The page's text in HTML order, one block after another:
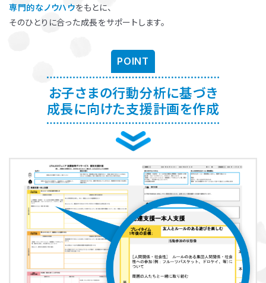
専門的なノウハウをもとに、
そのひとりに合った成長をサポートします。
POINT
お子さまの行動分析に基づき
成長に向けた支援計画を作成
ペアレントトレーニングを受講するとどんな効果がありますか？
り、怒る回数が減る、ということが研究を通して実証されています。
た、これまで1500名以上の方が受講され、「毎日のようにあった癇癪
が減った」「今まで何回言ってもやってくれなかった宿題をやるように
なった」など、多くの方にご好評をいただいています。
プログラムを聞くだけですか？
プログラムは、講座を聞くだけでなく、テキストに書き込んでいただい
たり、保護者さまと講師とで対話したりしながら進めます。
受講時に学んだ内容を自宅に帰ってお子さまに実践していただき、そ
の結果を後日報告いただき振り返りしていきます。
お子さまにあった関わりを習慣的に実践していただけるように、座学
と実践の繰り返しで講師がサポートしていきます。